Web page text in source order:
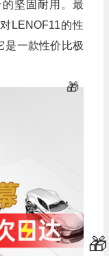
坚固耐用。最
LENOF11的性
是一款性价比极